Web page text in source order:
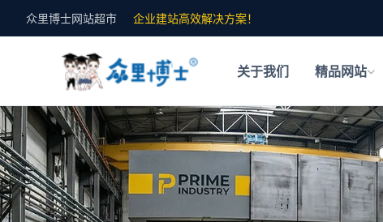
众里博士网站超市 企业建站高效解决方案！
关于我们 精品网站